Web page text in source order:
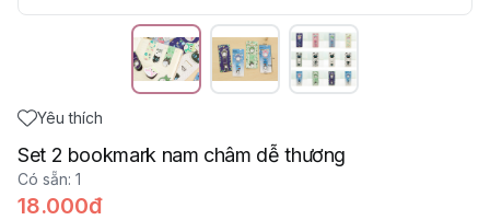
Yêu thích
Set 2 bookmark nam châm dễ thương
Có sẵn: 1
18.000đ